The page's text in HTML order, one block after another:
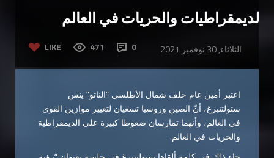
الديمقراطيات والحريات في العالم
LIKE 471 0 الثلاثاء, 30 نوفمبر 2021
اعتبر أمين عام حلف شمال الأطلسي “الناتو” ينس
ستولتنبرغ، أنّ الصين وروسيا تسعيان لتغيير موازين القوى
في العالم، وأنهما تمارسان ضغوطا كبيرة على الديمقراطية
والحريات في العالم.